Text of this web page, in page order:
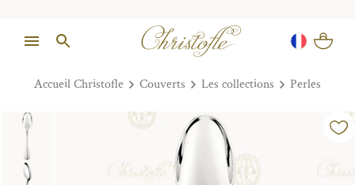
Accueil Christofle Couverts Les collections Perles